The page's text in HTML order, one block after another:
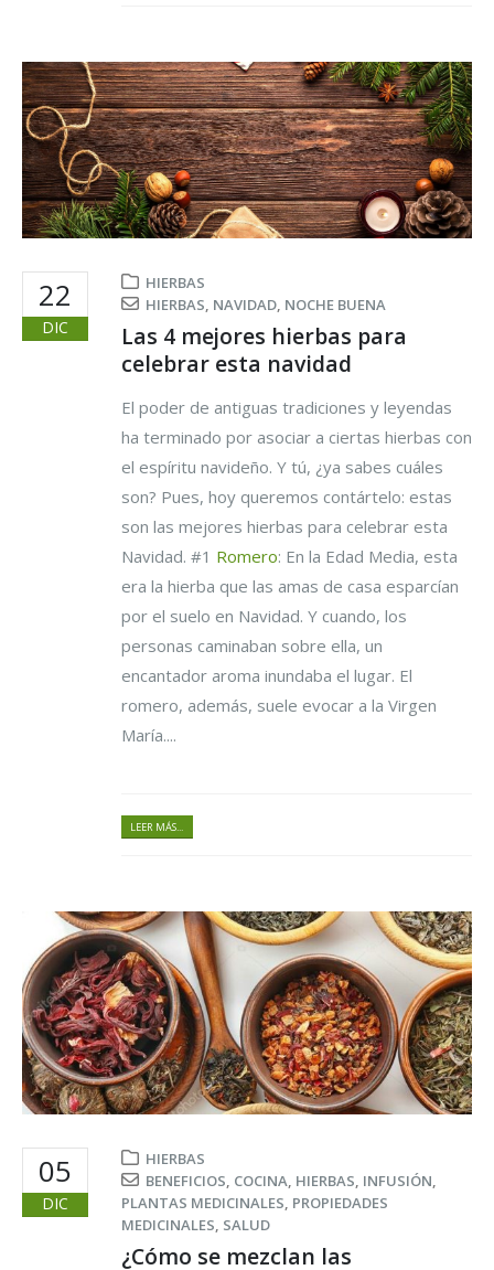
22
DIC
HIERBAS
HIERBAS, NAVIDAD, NOCHE BUENA
Las 4 mejores hierbas para
celebrar esta navidad
El poder de antiguas tradiciones y leyendas
ha terminado por asociar a ciertas hierbas con
el espíritu navideño. Y tú, ¿ya sabes cuáles
son? Pues, hoy queremos contártelo: estas
son las mejores hierbas para celebrar esta
Navidad. #1 Romero: En la Edad Media, esta
era la hierba que las amas de casa esparcían
por el suelo en Navidad. Y cuando, los
personas caminaban sobre ella, un
encantador aroma inundaba el lugar. El
romero, además, suele evocar a la Virgen
María....
LEER MÁS...
05
DIC
HIERBAS
BENEFICIOS, COCINA, HIERBAS, INFUSIÓN,
PLANTAS MEDICINALES, PROPIEDADES
MEDICINALES, SALUD
¿Cómo se mezclan las